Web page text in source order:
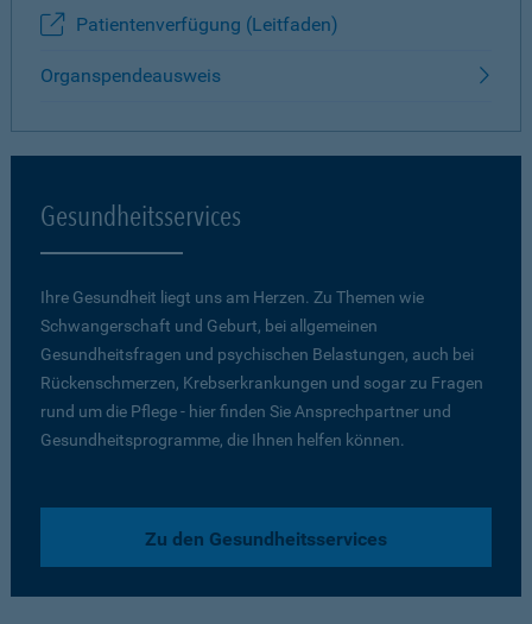
Patientenverfügung (Leitfaden)
Organspendeausweis
Gesundheitsservices
Ihre Gesundheit liegt uns am Herzen. Zu Themen wie
Schwangerschaft und Geburt, bei allgemeinen
Gesundheitsfragen und psychischen Belastungen, auch bei
Rückenschmerzen, Krebserkrankungen und sogar zu Fragen
rund um die Pflege - hier finden Sie Ansprechpartner und
Gesundheitsprogramme, die Ihnen helfen können.
Zu den Gesundheitsservices